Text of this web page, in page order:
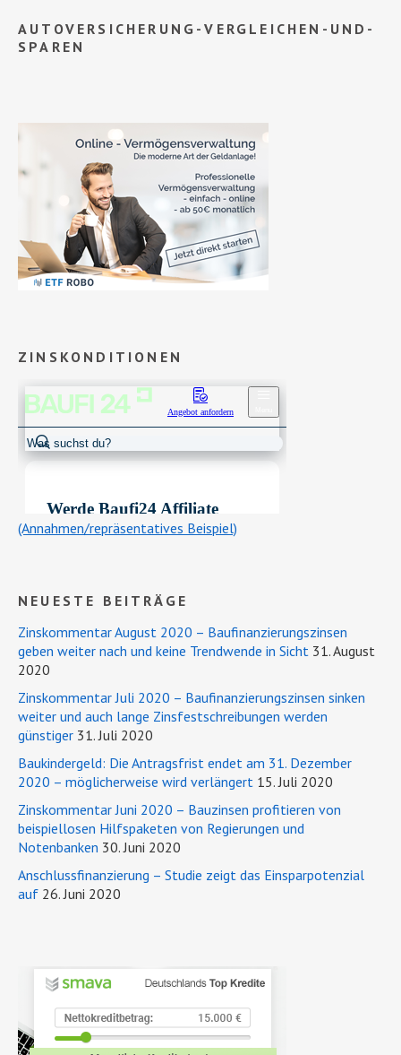
AUTOVERSICHERUNG-VERGLEICHEN-UND-
SPAREN
ZINSKONDITIONEN
(Annahmen/repräsentatives Beispiel)
NEUESTE BEITRÄGE
Zinskommentar August 2020 – Baufinanzierungszinsen
geben weiter nach und keine Trendwende in Sicht 31. August
2020
Zinskommentar Juli 2020 – Baufinanzierungszinsen sinken
weiter und auch lange Zinsfestschreibungen werden
günstiger 31. Juli 2020
Baukindergeld: Die Antragsfrist endet am 31. Dezember
2020 – möglicherweise wird verlängert 15. Juli 2020
Zinskommentar Juni 2020 – Bauzinsen profitieren von
beispiellosen Hilfspaketen von Regierungen und
Notenbanken 30. Juni 2020
Anschlussfinanzierung – Studie zeigt das Einsparpotenzial
auf 26. Juni 2020